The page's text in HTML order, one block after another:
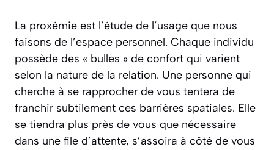
La proxémie est l’étude de l’usage que nous
faisons de l’espace personnel. Chaque individu
possède des « bulles » de confort qui varient
selon la nature de la relation. Une personne qui
cherche à se rapprocher de vous tentera de
franchir subtilement ces barrières spatiales. Elle
se tiendra plus près de vous que nécessaire
dans une file d’attente, s’assoira à côté de vous